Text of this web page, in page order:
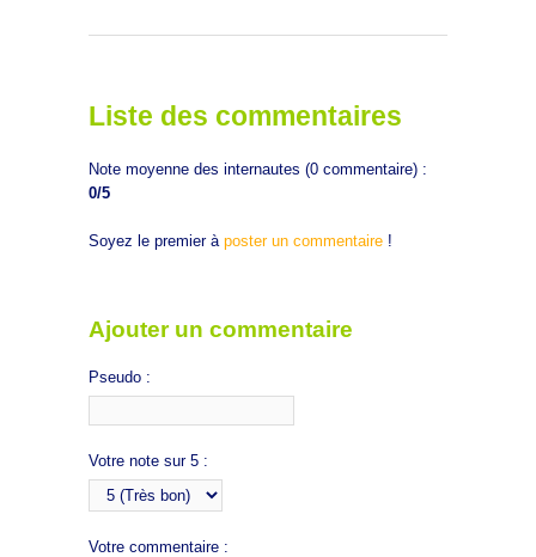
Liste des commentaires
Note moyenne des internautes (0 commentaire) :
0/5
Soyez le premier à poster un commentaire !
Ajouter un commentaire
Pseudo :
Votre note sur 5 :
Votre commentaire :